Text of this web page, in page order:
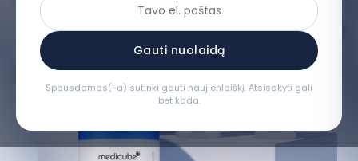
Gauti nuolaidą
Spausdamas(-a) sutinki gauti naujienlaiškį. Atsisakyti gali
bet kada.
Rinkiniai
Odos testas
D.U.K